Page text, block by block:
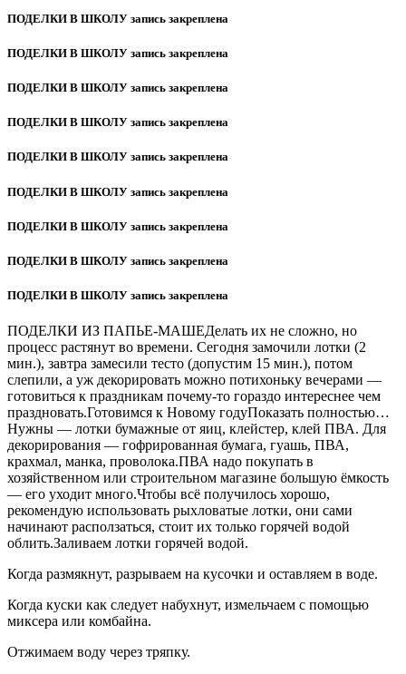
ПОДЕЛКИ В ШКОЛУ запись закреплена
ПОДЕЛКИ В ШКОЛУ запись закреплена
ПОДЕЛКИ В ШКОЛУ запись закреплена
ПОДЕЛКИ В ШКОЛУ запись закреплена
ПОДЕЛКИ В ШКОЛУ запись закреплена
ПОДЕЛКИ В ШКОЛУ запись закреплена
ПОДЕЛКИ В ШКОЛУ запись закреплена
ПОДЕЛКИ В ШКОЛУ запись закреплена
ПОДЕЛКИ В ШКОЛУ запись закреплена
ПОДЕЛКИ ИЗ ПАПЬЕ-МАШЕДелать их не сложно, но
процесс растянут во времени. Сегодня замочили лотки (2
мин.), завтра замесили тесто (допустим 15 мин.), потом
слепили, а уж декорировать можно потихоньку вечерами —
готовиться к праздникам почему-то гораздо интереснее чем
праздновать.Готовимся к Новому годуПоказать полностью…
Нужны — лотки бумажные от яиц, клейстер, клей ПВА. Для
декорирования — гофрированная бумага, гуашь, ПВА,
крахмал, манка, проволока.ПВА надо покупать в
хозяйственном или строительном магазине большую ёмкость
— его уходит много.Чтобы всё получилось хорошо,
рекомендую использовать рыхловатые лотки, они сами
начинают расползаться, стоит их только горячей водой
облить.Заливаем лотки горячей водой.
Когда размякнут, разрываем на кусочки и оставляем в воде.
Когда куски как следует набухнут, измельчаем с помощью
миксера или комбайна.
Отжимаем воду через тряпку.